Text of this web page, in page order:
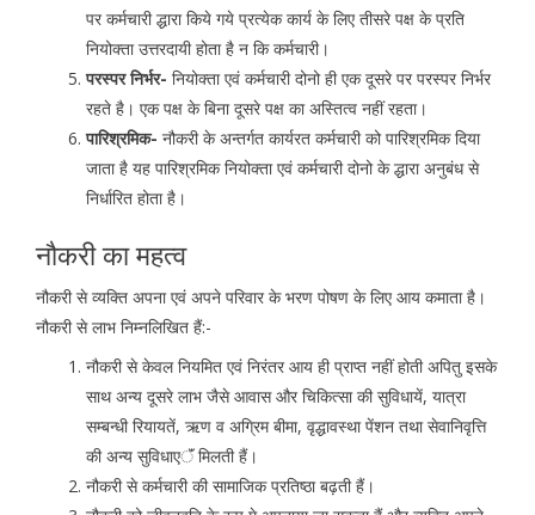
पर कर्मचारी द्धारा किये गये प्रत्येक कार्य के लिए तीसरे पक्ष के प्रति
नियोक्ता उत्तरदायी होता है न कि कर्मचारी।
परस्पर निर्भर- नियोक्ता एवं कर्मचारी दोनो ही एक दूसरे पर परस्पर निर्भर
रहते है। एक पक्ष के बिना दूसरे पक्ष का अस्तित्व नहीं रहता।
पारिश्रमिक- नौकरी के अन्तर्गत कार्यरत कर्मचारी को पारिश्रमिक दिया
जाता है यह पारिश्रमिक नियोक्ता एवं कर्मचारी दोनो के द्धारा अनुबंध से
निर्धारित होता है।
नौकरी का महत्व
नौकरी से व्यक्ति अपना एवं अपने परिवार के भरण पोषण के लिए आय कमाता है।
नौकरी से लाभ निम्नलिखित हैं:-
नौकरी से केवल नियमित एवं निरंतर आय ही प्राप्त नहीं होती अपितु इसके
साथ अन्य दूसरे लाभ जैसे आवास और चिकित्सा की सुविधायें, यात्रा
सम्बन्धी रियायतें, ऋण व अग्रिम बीमा, वृद्धावस्था पेंशन तथा सेवानिवृत्ति
की अन्य सुविधाएॅं मिलती हैं।
नौकरी से कर्मचारी की सामाजिक प्रतिष्ठा बढ़ती हैं।